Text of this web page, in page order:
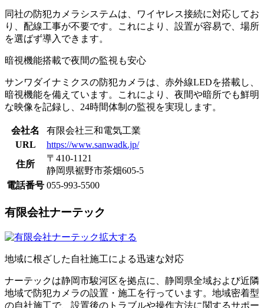
同社の防犯カメラシステムは、ワイヤレス接続に対応してお
り、配線工事が不要です。​これにより、設置が容易で、場所
を選ばず導入できます。
暗視機能搭載で夜間の監視も安心
サンワダイナミクスの防犯カメラは、赤外線LEDを搭載し、
暗視機能を備えています。​これにより、夜間や暗所でも鮮明
な映像を記録し、24時間体制の監視を実現します。
会社名
有限会社三和電気工業
URL
https://www.sanwadk.jp/
住所
〒410-1121
静岡県裾野市茶畑605-5
電話番号 055-993-5500
有限会社ナーテック
拡大する
地域に根ざした自社施工による迅速な対応
ナーテックは静岡市駿河区を拠点に、静岡県全域および近隣
地域で防犯カメラの設置・施工を行っています。地域密着型
の自社施工で、設置後のトラブルや操作方法に関するサポー